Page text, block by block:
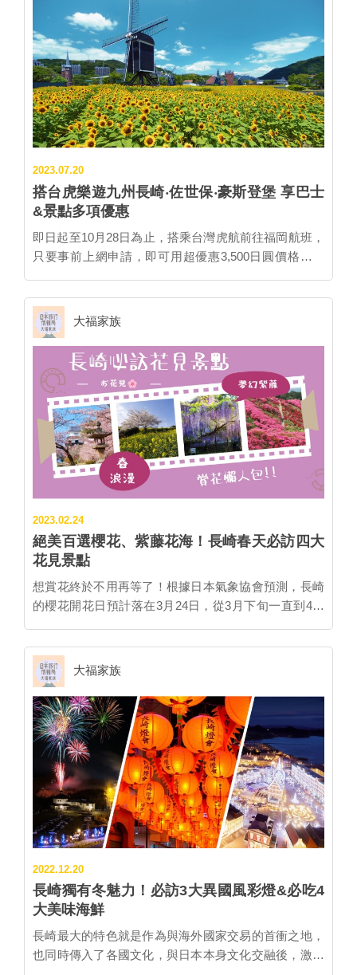
2023.07.20
搭台虎樂遊九州長崎‧佐世保‧豪斯登堡 享巴士
&景點多項優惠
即日起至10月28日為止，搭乘台灣虎航前往福岡航班，
只要事前上網申請，即可用超優惠3,500日圓價格購買
ぷ）」。此套票包含3張高速巴士及1張路線公車的單程
票，各自購買要價7,340日圓，套票價也要5,500日圓，
只要事前上網登記，等於比半價還優惠！彈性的組合讓
行程安排更順暢，可盡情享受長崎之旅。 只要購買台灣
虎航的台灣—福岡機票，即可透過活動網頁線上登記，
抵達福岡機場後，於機場內的巴士售票處出示信件畫面
便能用3,500日圓的優惠價格購買「長崎‧佐世保‧豪斯登
堡高速巴士套票」。 ▲可搭乘長崎纜車上山欣賞名列世
界新三大夜景之一的長崎夜景。 票券內容共有4張，包
括福岡—長崎、福岡—佐世保／豪斯登堡、長崎—佐世
保／豪斯登堡的3張高速巴士單程票外，另有佐世保—
間不需預約之外，其他路線都需要在乘車前於售票處或
官網預約座位；路線巴士則不需預約可直接搭乘。車票
於購買日起的10天內有效，可以依照喜好，靈活安排旅
行路線及停留天數。 ▲軍艦島數位博物館能參觀到當年
島上的風景及許多文物，圖中為軍艦島吉祥物。 此外，
稻佐山夜景時必搭的長崎纜車、世界遺產哥拉巴園外，
還有軍艦島數位博物館、原爆資料館、長崎歷史文化博
物館、長崎市舊香港上海銀行長崎支店紀念館等，能夠
深入了解長崎歷史文化。於佐世保車站內的佐世保觀光
情報中心可兌換免費小禮物，九州銘果商店則享有95折
優惠。 ▲哥拉巴園中舊哥拉巴宅邸為世界遺產之一，翻
新後於2021年重新開放參觀。 夏天來長崎玩什麼?首推
豪斯登堡的「光與運河的夏季節日」，以歐洲建築為背
景，伴隨著精彩的投影表演與燦爛煙火，緩緩上升的無
數天燈風景絕對令人難忘。白天則能欣賞到蔚藍天空
下，荷蘭風車與向日葵花海的壯觀景象；夏季限定的戶
外超大型露天泳池及滑水道，更是清涼消暑！ ▲豪斯登
堡的光與運河的夏季節日從即日起至9月10日為止。
©HuisTenBosch ▲豪斯登堡的夏夜游泳池不僅清涼消
©HuisTenBosch 此外，距離長崎市車程30分鐘的伊王島
上，有座i+Land nagasaki娛樂渡假村，可配合旅行方式
大福家族
2023.02.24
絕美百選櫻花、紫藤花海！長崎春天必訪四大
花見景點
想賞花終於不用再等了！根據日本氣象協會預測，長崎
的櫻花開花日預計落在3月24日，從3月下旬一直到4月
外，長崎縣內更有許多不同的花卉可以欣賞，包括近年
來人氣大漲的紫藤花等，一整個春天都能在百花撩亂中
愉悅地度過。 賞花必看就屬櫻花！大村公園 ・花
期：３月下旬～４月上旬 大村公園為玖島城的遺跡，是
日本櫻花名所百選及日本歷史公園百選之一，為長崎縣
首屈一指的賞花景點，能欣賞到櫻花與石牆、板敷櫓相
映的和風美景。這裡有超過2000株以上的櫻花，將公園
內妝點得如詩如畫。當地獨有的櫻花品種「大村櫻」接
在染井吉野櫻之後開花，最大特色是從60片至200片不
等的花瓣，因此盛開時就像一朵粉紅的迷你繡球花，極
為可愛。 ▲夜間點燈的櫻花隧道。 ▲花瓣數量十分驚
山神社 ・花期：4月上旬～5月上旬 彷彿動畫《鬼滅之
刃》中的「藤襲山」重現一般，藤山神社中四面八方都
被紫藤花海包圍的場景令人驚豔！穿過朱紅色鳥居就是
一片綿延的紫藤花海，境內有野田藤、白藤等共５個品
種，其中超過800年歷史的大藤極為壯觀，是長崎縣天
大福家族
2022.12.20
長崎獨有冬魅力！必訪3大異國風彩燈&必吃4
大美味海鮮
長崎最大的特色就是作為與海外國家交易的首衝之地，
也同時傳入了各國文化，與日本本身文化交融後，激盪